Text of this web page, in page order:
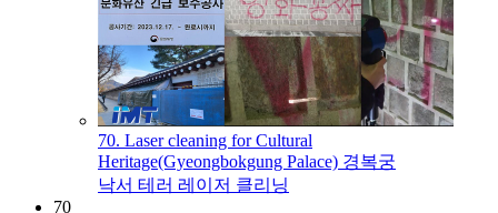
70. Laser cleaning for Cultural
Heritage(Gyeongbokgung Palace) 경복궁
낙서 테러 레이저 클리닝
70